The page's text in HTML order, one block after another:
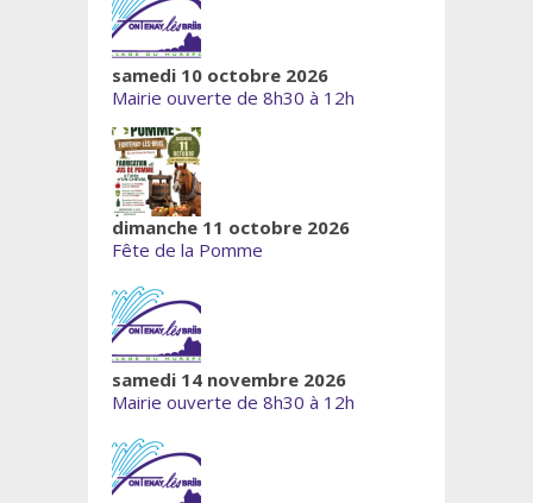
samedi 10 octobre 2026
Mairie ouverte de 8h30 à 12h
dimanche 11 octobre 2026
Fête de la Pomme
samedi 14 novembre 2026
Mairie ouverte de 8h30 à 12h